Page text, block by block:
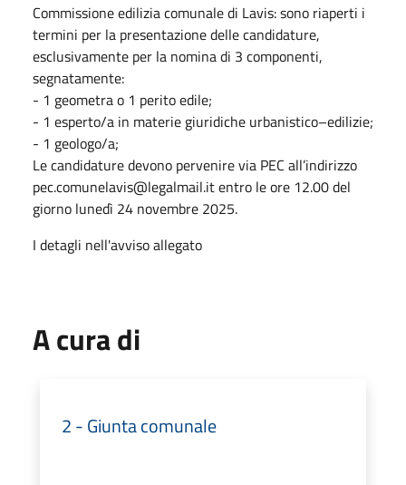
Commissione edilizia comunale di Lavis: sono riaperti i
termini per la presentazione delle candidature,
esclusivamente per la nomina di 3 componenti,
segnatamente:
- 1 geometra o 1 perito edile;
- 1 esperto/a in materie giuridiche urbanistico–edilizie;
- 1 geologo/a;
Le candidature devono pervenire via PEC all’indirizzo
pec.comunelavis@legalmail.it entro le ore 12.00 del
giorno lunedì 24 novembre 2025.
I detagli nell'avviso allegato
A cura di
2 - Giunta comunale